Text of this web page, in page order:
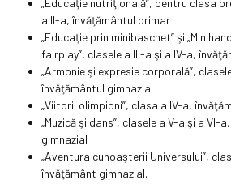
„Educaţie nutriţională”, pentru clasa
a II-a, învăţământul primar
„Educaţie prin minibaschet” şi
fairplay”, clasele a III-a şi a IV-a,
„Armonie şi expresie corporală”,
învăţământul gimnazial
„Viitorii olimpioni”, clasa a IV-a,
„Muzică şi dans”, clasele a V-a şi a VI-
gimnazial
„Aventura cunoaşterii Universului”,
învăţământ gimnazial.